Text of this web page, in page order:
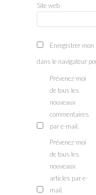
Site web
Enregistrer mon
dans le navigateur
Prévenez-moi
de tous les
nouveaux
commentaires
par e-mail.
Prévenez-moi
de tous les
nouveaux
articles par e-
mail.